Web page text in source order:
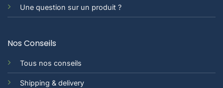
Une question sur un produit ?
Nos Conseils
Tous nos conseils
Shipping & delivery